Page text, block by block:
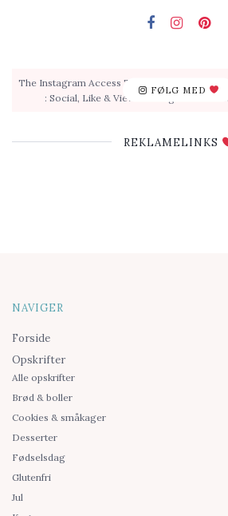
FØLG MED
The Instagram Access Token is expired, Go
: Social, Like & View > Instagram Feed
REKLAMELINKS
NAVIGER
Forside
Opskrifter
Alle opskrifter
Brød & boller
Cookies & småkager
Desserter
Fødselsdag
Glutenfri
Jul